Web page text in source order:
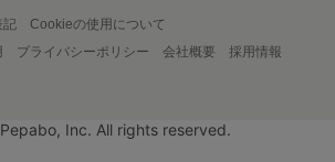
記
Cookieの使用について
プライバシーポリシー 会社概要
採用情報
Inc. All rights reserved.